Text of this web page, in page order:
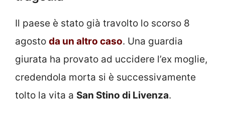
Il paese è stato già travolto lo scorso 8
agosto da un altro caso. Una guardia
giurata ha provato ad uccidere l’ex moglie,
credendola morta si è successivamente
tolto la vita a San Stino di Livenza.